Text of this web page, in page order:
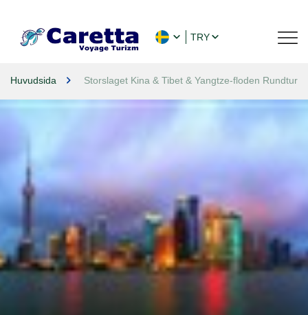
TRY
Huvudsida Storslaget Kina & Tibet & Yangtze-floden Rundtur